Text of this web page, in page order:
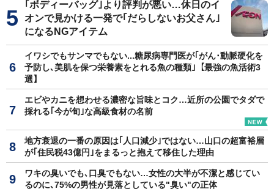
｢ボディーバッグ｣より評判が悪い…休日のイ
オンで見かける一発で｢だらしないお父さん｣
になるNGアイテム
イワシでもサンマでもない...糖尿病専門医が｢がん･動脈硬化を
予防し､美肌を保つ栄養素をとれる魚の種類｣【最強の魚活術3
選】
エビやカニを想わせる濃密な旨味とコク…近所の公園でタダで
採れる｢今が旬｣な高級食材の名前
地方衰退の一番の原因は｢人口減少｣ではない…山口の超富裕層
が｢住民税43億円｣をまるっと抱えて移住した理由
ワキの臭いでも､口臭でもない…女性の大半が不潔と感じてい
るのに､75%の男性が見落としている"臭い"の正体